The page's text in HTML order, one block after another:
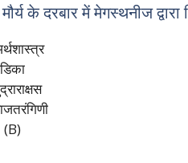
के दरबार में मेगस्थनीज
(B)